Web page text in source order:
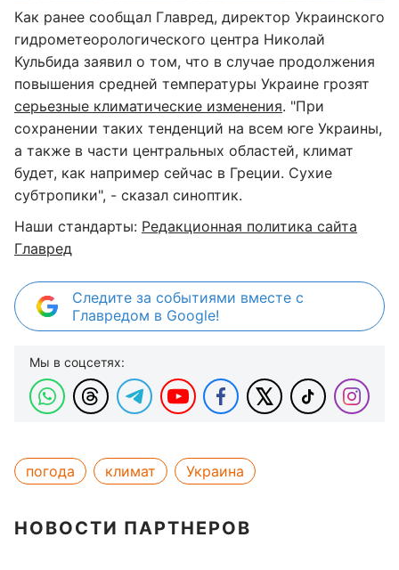
Как ранее сообщал Главред, директор Украинского
гидрометеорологического центра Николай
Кульбида заявил о том, что в случае продолжения
повышения средней температуры Украине грозят
серьезные климатические изменения. "При
сохранении таких тенденций на всем юге Украины,
а также в части центральных областей, климат
будет, как например сейчас в Греции. Сухие
субтропики", - сказал синоптик.
Наши стандарты: Редакционная политика сайта
Главред
Следите за событиями вместе с
Главредом в Google!
Мы в соцсетях:
погода климат Украина
НОВОСТИ ПАРТНЕРОВ